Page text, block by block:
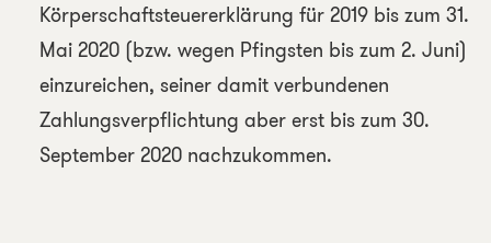
Körperschaftsteuererklärung für 2019 bis zum 31.
Mai 2020 (bzw. wegen Pfingsten bis zum 2. Juni)
einzureichen, seiner damit verbundenen
Zahlungsverpflichtung aber erst bis zum 30.
September 2020 nachzukommen.